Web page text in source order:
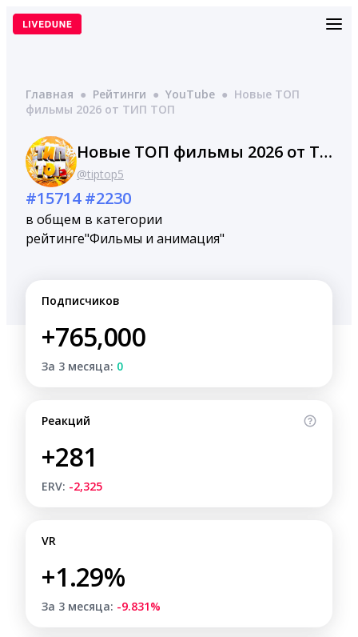
Перейти
Главная ● Рейтинги ● YouTube ● Новые ТОП
фильмы 2026 от ТИП ТОП
Новые ТОП фильмы 2026 от ТИП ТОП
@tiptop5
#15714
в общем
рейтинге
#2230
в категории
"Фильмы и анимация"
Подписчиков
+765,000
За 3 месяца: 0
Реакций
+281
ERV: -2,325
VR
+1.29%
За 3 месяца: -9.831%